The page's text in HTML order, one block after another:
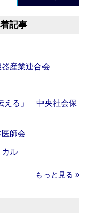
記事
産業連合会
える」 中央社会保
師会
ル
もっと見る »